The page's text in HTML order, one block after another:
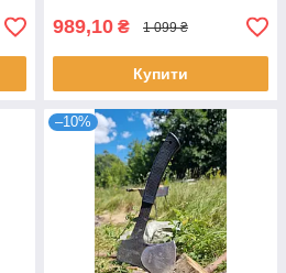
989,10 ₴ 1 099 ₴
Купити
–10%